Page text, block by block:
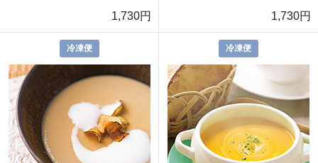
1,730円
1,730円
冷凍便 冷凍便